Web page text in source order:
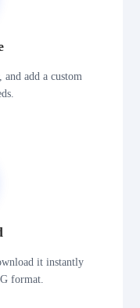
add a custom
it instantly
format.